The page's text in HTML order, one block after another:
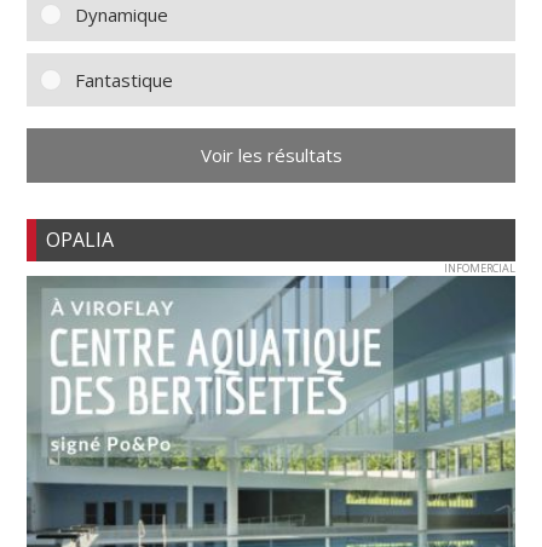
Dynamique
Fantastique
Voir les résultats
OPALIA
INFOMERCIAL